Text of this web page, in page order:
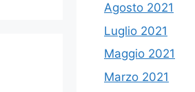
Agosto 2021
Luglio 2021
Maggio 2021
Marzo 2021